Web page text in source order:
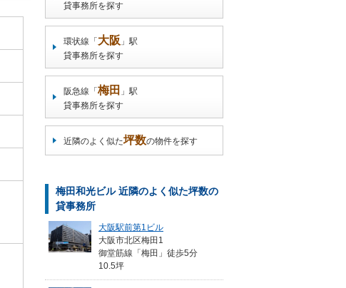
貸事務所を探す
環状線「 大阪 」駅
貸事務所を探す
阪急線「 梅田 」駅
貸事務所を探す
近隣のよく似た坪数の物件を探す
梅田和光ビル 近隣のよく似た坪数の
貸事務所
大阪駅前第1ビル
大阪市北区梅田1
御堂筋線「梅田」徒歩5分
10.5坪